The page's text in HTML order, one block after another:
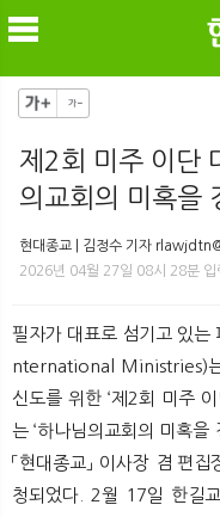
메
제2회 미주 이단
의교회의 미혹을
현대종교 | 김정수 기자
2026년 04월 27일 08시 28분 입
필자가 대표로 섬기고 있
nternational Ministries)
신도를 위한 ‘제2회 미주
는 ‘하나님의교회의 미혹을
「현대종교」 이사장 겸 편
청되었다. 2월 17일 한길